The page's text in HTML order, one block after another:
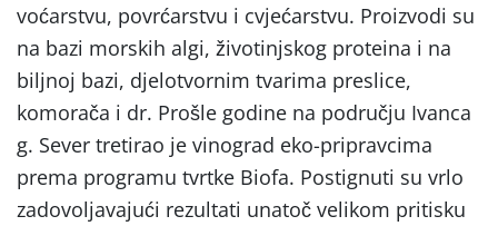
voćarstvu, povrćarstvu i cvjećarstvu. Proizvodi su
na bazi morskih algi, životinjskog proteina i na
biljnoj bazi, djelotvornim tvarima preslice,
komorača i dr. Prošle godine na području Ivanca
g. Sever tretirao je vinograd eko-pripravcima
prema programu tvrtke Biofa. Postignuti su vrlo
zadovoljavajući rezultati unatoč velikom pritisku